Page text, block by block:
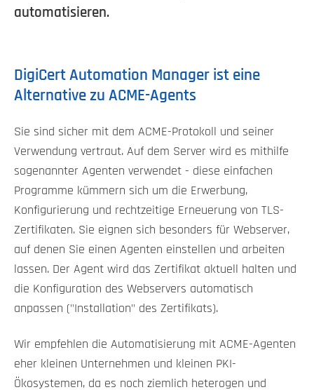
automatisieren.
DigiCert Automation Manager ist eine
Alternative zu ACME-Agents
Sie sind sicher mit dem ACME-Protokoll und seiner
Verwendung vertraut. Auf dem Server wird es mithilfe
sogenannter Agenten verwendet - diese einfachen
Programme kümmern sich um die Erwerbung,
Konfigurierung und rechtzeitige Erneuerung von TLS-
Zertifikaten. Sie eignen sich besonders für Webserver,
auf denen Sie einen Agenten einstellen und arbeiten
lassen. Der Agent wird das Zertifikat aktuell halten und
die Konfiguration des Webservers automatisch
anpassen ("Installation" des Zertifikats).
Wir empfehlen die Automatisierung mit ACME-Agenten
eher kleinen Unternehmen und kleinen PKI-
Ökosystemen, da es noch ziemlich heterogen und